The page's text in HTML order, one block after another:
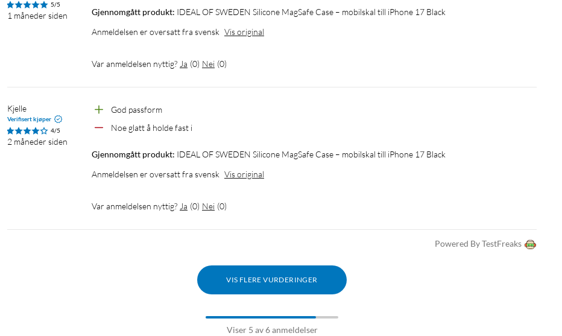
5/5
1 måneder siden Gjennomgått produkt: IDEAL OF SWEDEN Silicone MagSafe Case – mobilskal till iPhone 17 Black
Anmeldelsen er oversatt fra svensk Vis original
Var anmeldelsen nyttig? Ja (0) Nei (0)
Kjelle
Verifisert kjøper
4/5
2 måneder siden
God passform
Noe glatt å holde fast i
Gjennomgått produkt: IDEAL OF SWEDEN Silicone MagSafe Case – mobilskal till iPhone 17 Black
Anmeldelsen er oversatt fra svensk Vis original
Var anmeldelsen nyttig? Ja (0) Nei (0)
Powered By TestFreaks
VIS FLERE VURDERINGER
Viser 5 av 6 anmeldelser